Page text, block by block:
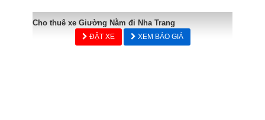
Cho thuê xe Giường Nằm đi Nha Trang
ĐẶT XE XEM BÁO GIÁ